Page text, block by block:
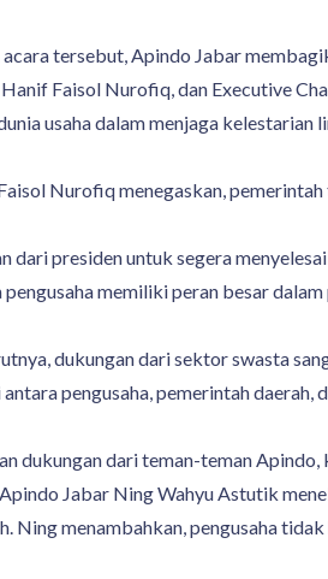
acara tersebut, Apindo Jabar
Faisol Nurofiq, dan Executive
usaha dalam menjaga kelestarian
Nurofiq menegaskan,
dari presiden untuk segera
pengusaha memiliki peran besar
dukungan dari sektor swasta
pengusaha, pemerintah
dukungan dari teman-teman
Jabar Ning Wahyu Astutik
Ning menambahkan, pengusaha